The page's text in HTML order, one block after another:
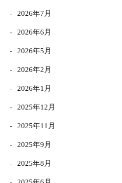
2026年7月
2026年6月
2026年5月
2026年2月
2026年1月
2025年12月
2025年11月
2025年9月
2025年8月